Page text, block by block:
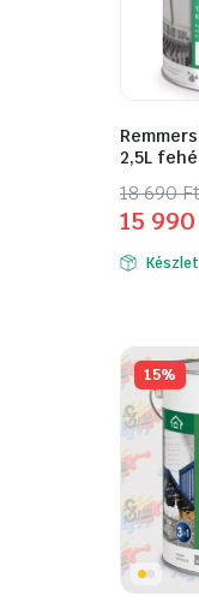
2,5L
18 690Ft
Original
price
was:
15 990
Current
price
is:
15%